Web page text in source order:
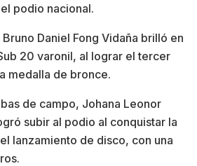
podio nacional.
Daniel Fong Vidaña brilló en
20 varonil, al lograr el tercer
medalla de bronce.
de campo, Johana Leonor
subir al podio al conquistar la
lanzamiento de disco, con una